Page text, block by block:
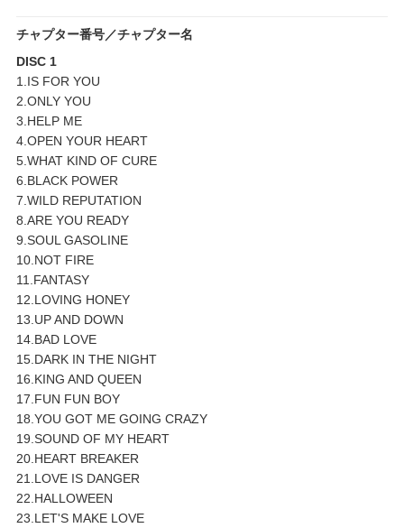
チャプター番号／チャプター名
DISC 1
1.IS FOR YOU
2.ONLY YOU
3.HELP ME
4.OPEN YOUR HEART
5.WHAT KIND OF CURE
6.BLACK POWER
7.WILD REPUTATION
8.ARE YOU READY
9.SOUL GASOLINE
10.NOT FIRE
11.FANTASY
12.LOVING HONEY
13.UP AND DOWN
14.BAD LOVE
15.DARK IN THE NIGHT
16.KING AND QUEEN
17.FUN FUN BOY
18.YOU GOT ME GOING CRAZY
19.SOUND OF MY HEART
20.HEART BREAKER
21.LOVE IS DANGER
22.HALLOWEEN
23.LET'S MAKE LOVE